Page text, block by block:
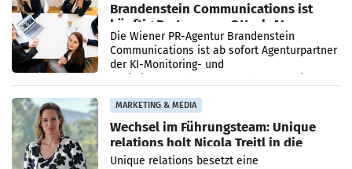
Brandenstein Communications ist
künftig Partner von OtterlyAI
Die Wiener PR-Agentur Brandenstein
Communications ist ab sofort Agenturpartner
der KI-Monitoring- und
MARKETING & MEDIA
Wechsel im Führungsteam: Unique
relations holt Nicola Treitl in die
Geschäftsleitung
Unique relations besetzt eine